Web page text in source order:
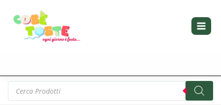
contenuto
search